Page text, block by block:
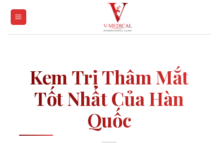
Kem Trị Thâm Mắt
Tốt Nhất Của Hàn
Quốc